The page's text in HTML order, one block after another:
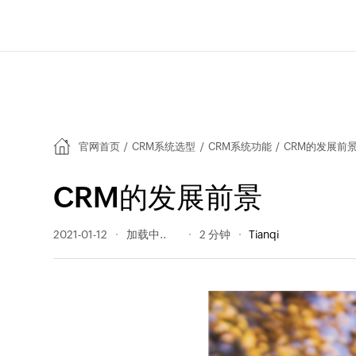
官网首页 / CRM系统选型 / CRM系统功能 / CRM的发展前
CRM的发展前景
2021-01-12 941 阅读量 2 分钟 Tianqi